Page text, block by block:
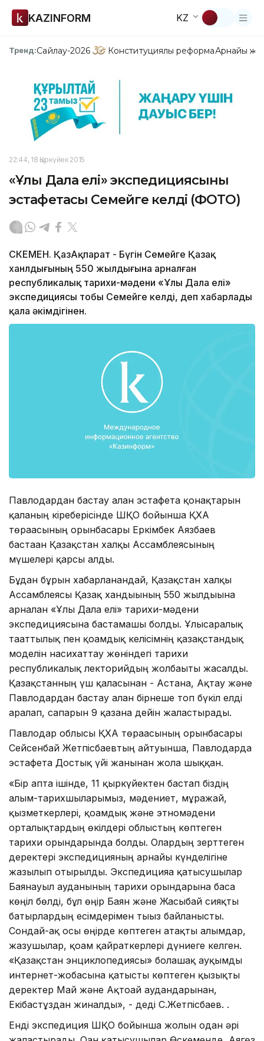
KAZINFORM KZ
Тренд:Сайлау-2026 Конституциялық реформаАрнайы
22:44, 18 Қыркүйек 2015
«Ұлы Дала елі» экспедициясының
эстафетасы Семейге келді (ФОТО)
ӨСКЕМЕН. ҚазАқпарат - Бүгін Семейге Қазақ
ханлдығының 550 жылдығына арналған
республикалық тарихи-мәдени «Ұлы Дала елі»
экспедициясы тобы Семейге келді, деп хабарлады
қала әкімдігінен.
Павлодардан бастау алған эстафета қонақтарын
қаланың кіреберісінде ШҚО бойынша ҚХА
төрағасының орынбасары Еркімбек Аязбаев
бастаған Қазақстан халқы Ассамблеясының
мүшелері қарсы алды.
Бұдан бұрын хабарланғандай, Қазақстан халқы
Ассамблеясы Қазақ хандығының 550 жылдығына
арналған «Ұлы Дала елі» тарихи-мәдени
экспедициясына бастамашы болды. Ұлысаралық
тағаттылық пен қоғамдық келісімнің қазақстандық
моделін насихаттау жөніндегі тарихи
республикалық лекторийдың жолбағыты жасалды.
Қазақстанның үш қаласынан - Астана, Ақтау және
Павлодардан бастау алған бірнеше топ бүкіл елді
аралап, сапарын 9 қазанға дейін жалғастырады.
Павлодар облысы ҚХА төрағасының орынбасары
Сейсенбай Жетпісбаевтың айтуынша, Павлодарда
эстафета Достық үйі жанынан жолға шыққан.
«Бір апта ішінде, 11 қыркүйектен бастап біздің
ғалым-тарихшыларымыз, мәдениет, мұражай,
қызметкерлері, қоғамдық және этномәдени
орталықтардың өкілдері облыстың көптеген
тарихи орындарында болды. Олардың зерттеген
деректері экспедицияның арнайы күнделігіне
жазылып отырылды. Экспедицияға қатысушылар
Баянауыл ауданының тарихи орындарына баса
көңіл бөлді, бұл өңір Баян және Жасыбай сияқты
батырлардың есімдерімен тығыз байланысты.
Сондай-ақ осы өңірде көптеген атақты ғалымдар,
жазушылар, қоғам қайраткерлері дүниеге келген.
«Қазақстан энциклопедиясы» болашақ ауқымды
интернет-жобасына қатысты көптеген қызықты
деректер Май және Ақтоғай аудандарынан,
Екібастұздан жиналды», - деді С.Жетпісбаев. .
Енді экспедиция ШҚО бойынша жолын одан әрі